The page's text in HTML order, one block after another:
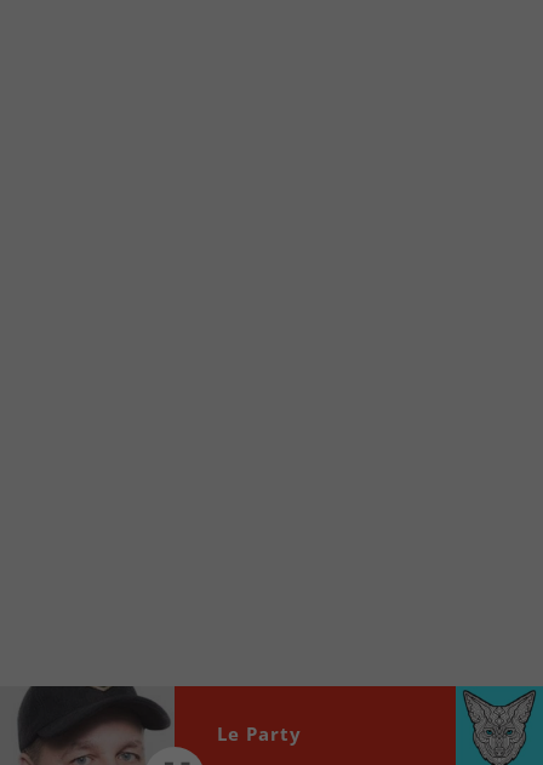
locale vous sont maintenant accessibles en un clic!
Audio
00:00 00:00
Le Party